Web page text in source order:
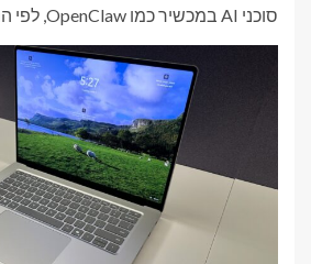
סוכני AI במכשיר כמו OpenClaw, לפי המנהל של מיקרוסופט.